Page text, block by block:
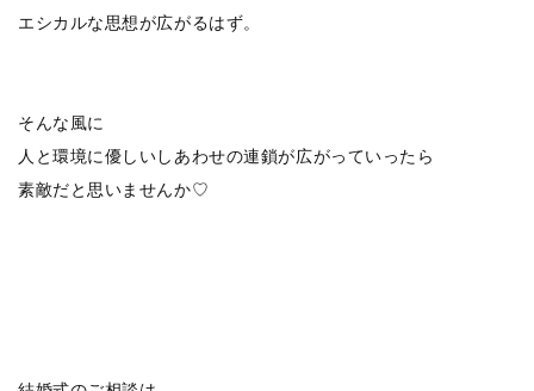
エシカルな思想が広がるはず。
そんな風に
人と環境に優しいしあわせの連鎖が広がっていったら
素敵だと思いませんか♡